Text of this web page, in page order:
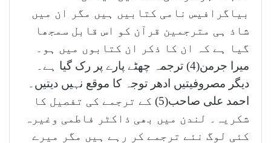
بیاگرافیس نامی کتابیں ہیں مگر ان میں
شاذ ہی مترجمین قرآن کو اس قابل سمجھا
گیا ہے کہ ان کا ذکر ان کتابوں میں ہو۔
میرا جرمن(4) ترجمہ چھٹے پارے پر رک گیا ہے۔
دیگر مصروفیتیں ادھر توجہ کا موقع نہیں دیتیں۔
احمد علی صاحب(5) کے ترجمے کی تفصیل کا
شکریہ۔ لندن میں بھی ذاکٹر فاطمی وغیرہ
کئی لوگ نئے ترجمے کر رہے ہیں مگر میرے